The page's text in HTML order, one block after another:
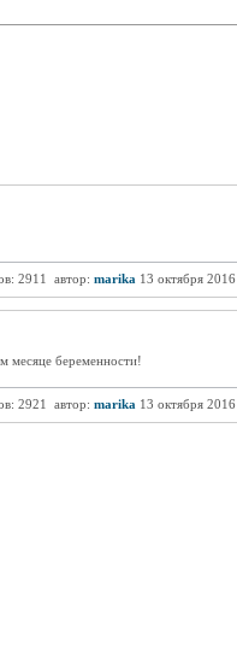
2911 автор: marika 13 октября 2016
месяце беременности!
2921 автор: marika 13 октября 2016